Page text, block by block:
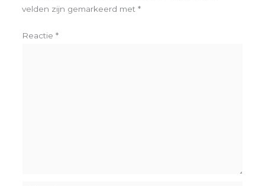
velden zijn gemarkeerd met *
Reactie *